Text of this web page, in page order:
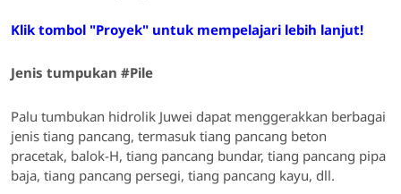
Klik tombol "Proyek" untuk mempelajari lebih lanjut!
Jenis tumpukan #Pile
Palu tumbukan hidrolik Juwei dapat menggerakkan berbagai
jenis tiang pancang, termasuk tiang pancang beton
pracetak, balok-H, tiang pancang bundar, tiang pancang pipa
baja, tiang pancang persegi, tiang pancang kayu, dll.